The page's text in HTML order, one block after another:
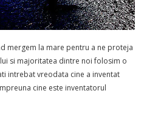
mergem la mare pentru a ne proteja
si majoritatea dintre noi folosim o
intrebat vreodata cine a inventat
cine este inventatorul